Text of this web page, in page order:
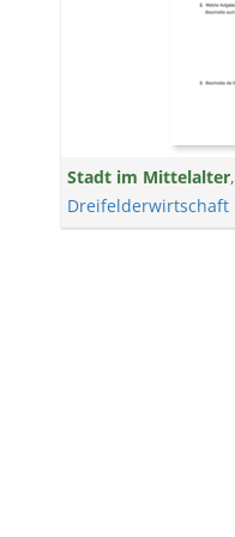
Stadt im Mittelalter,
Dreifelderwirtschaft